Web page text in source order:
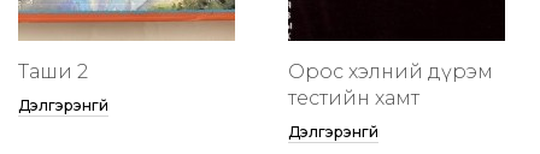
Таши 2
Дэлгэрэнгүй
Орос хэлний дүрэм
тестийн хамт
Дэлгэрэнгүй